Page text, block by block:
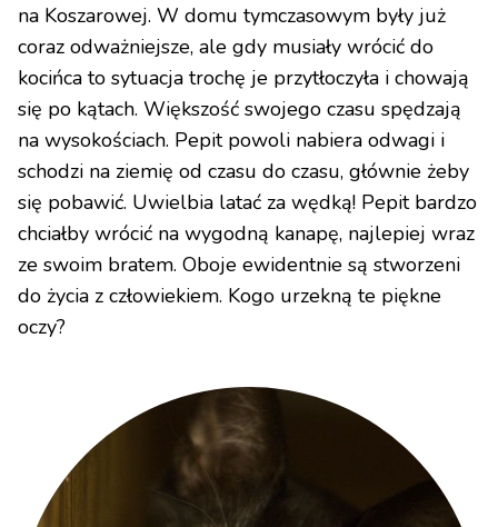
na Koszarowej. W domu tymczasowym były już
coraz odważniejsze, ale gdy musiały wrócić do
kocińca to sytuacja trochę je przytłoczyła i chowają
się po kątach. Większość swojego czasu spędzają
na wysokościach. Pepit powoli nabiera odwagi i
schodzi na ziemię od czasu do czasu, głównie żeby
się pobawić. Uwielbia latać za wędką! Pepit bardzo
chciałby wrócić na wygodną kanapę, najlepiej wraz
ze swoim bratem. Oboje ewidentnie są stworzeni
do życia z człowiekiem. Kogo urzekną te piękne
oczy?